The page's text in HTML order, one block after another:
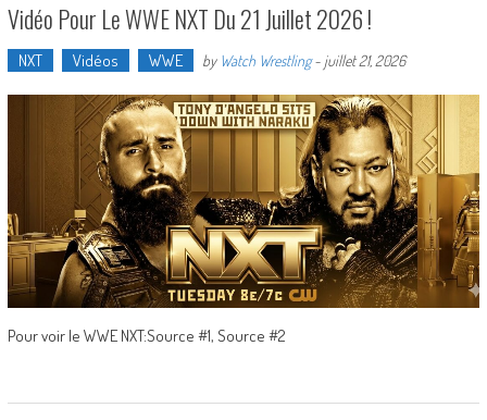
Vidéo Pour Le WWE NXT Du 21 Juillet 2026 !
NXT Vidéos WWE by Watch Wrestling- juillet 21, 2026
Pour voir le WWE NXT:Source #1, Source #2